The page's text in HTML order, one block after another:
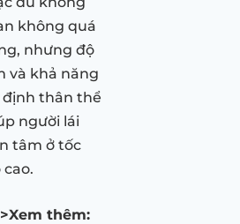
không quá
nhưng độ
và khả năng
định thân thể
người lái
tâm ở tốc
cao.
thêm: